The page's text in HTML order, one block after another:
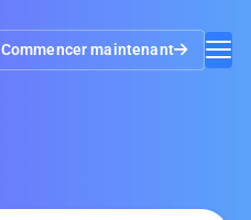
Commencer maintenant